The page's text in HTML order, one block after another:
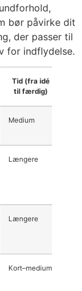
bør påvirke dit
der passer til
for indflydelse.
Tid (fra idé
til færdig)
Medium
Længere
Længere
Kort–medium